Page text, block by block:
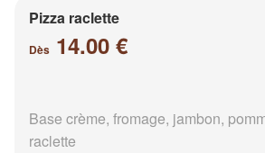
Pizza raclette
Dès 14.00 €
Base crème, fromage, jambon,
raclette